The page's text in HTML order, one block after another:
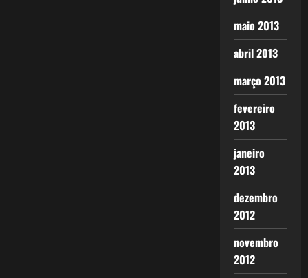
maio 2013
abril 2013
março 2013
fevereiro
2013
janeiro
2013
dezembro
2012
novembro
2012